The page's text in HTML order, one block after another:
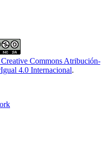
Commons Atribución-
4.0 Internacional.